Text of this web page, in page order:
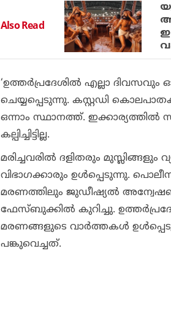
Also Read
‘ഉത്തര്‍പ്രദേശില്‍ എല്ലാ ദിവസവും
ചെയ്യപ്പെടുന്നു. കസ്റ്റഡി
ഒന്നാം സ്ഥാനത്ത്. ഇക്കാര്യത്തില്‍
കല്പിച്ചിട്ടില്ല.
മരിച്ചവരില്‍ ദളിതരും മുസ്ലിങ്ങളും
വിഭാഗക്കാരും ഉള്‍പ്പെടുന്നു.
മരണത്തിലും ജുഡീഷ്യല്‍
ഫേസ്ബുക്കില്‍ കുറിച്ചു.
മരണങ്ങളുടെ വാര്‍ത്തകള്‍
പങ്കുവെച്ചത്.